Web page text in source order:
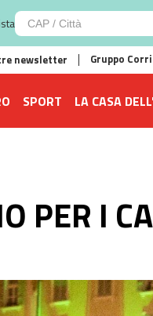
newsletter Gruppo
SPORT LA CASA
PER I